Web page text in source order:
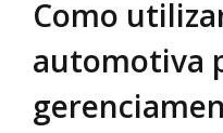
Como
automotiva